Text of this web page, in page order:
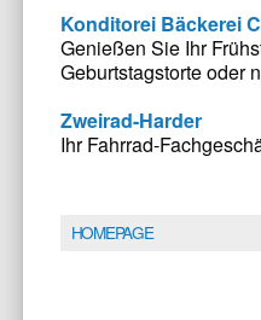
Konditorei Bäckerei
Genießen Sie Ihr
Geburtstagstorte oder
Zweirad-Harder
Ihr Fahrrad-
HOMEPAGE